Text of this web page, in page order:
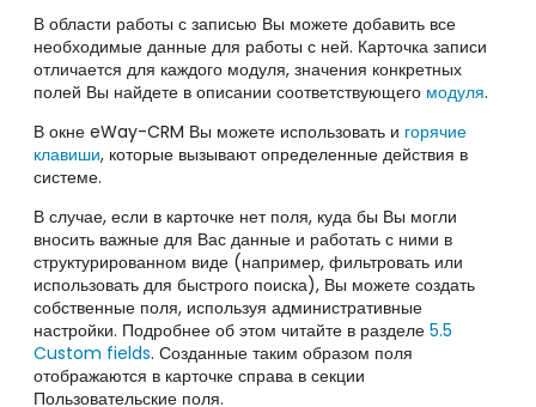
В области работы с записью Вы можете добавить все
необходимые данные для работы с ней. Карточка записи
отличается для каждого модуля, значения конкретных
полей Вы найдете в описании соответствующего модуля.
В окне eWay-CRM Вы можете использовать и горячие
клавиши, которые вызывают определенные действия в
системе.
В случае, если в карточке нет поля, куда бы Вы могли
вносить важные для Вас данные и работать с ними в
структурированном виде (например, фильтровать или
использовать для быстрого поиска), Вы можете создать
собственные поля, используя административные
настройки. Подробнее об этом читайте в разделе 5.5
Custom fields. Созданные таким образом поля
отображаются в карточке справа в секции
Пользовательские поля.